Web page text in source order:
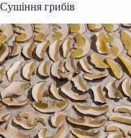
Сушіння грибів